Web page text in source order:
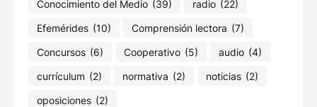
Conocimiento del Medio (39) radio (22)
Efemérides (10) Comprensión lectora (7)
Concursos (6) Cooperativo (5) audio (4)
currículum (2) normativa (2) noticias (2)
oposiciones (2)